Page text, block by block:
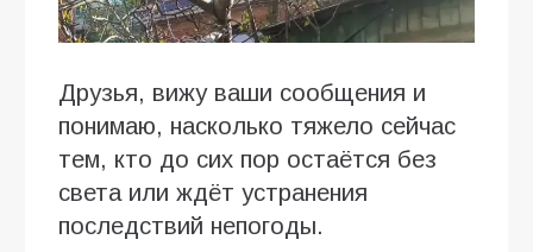
Друзья, вижу ваши сообщения и
понимаю, насколько тяжело сейчас
тем, кто до сих пор остаётся без
света или ждёт устранения
последствий непогоды.